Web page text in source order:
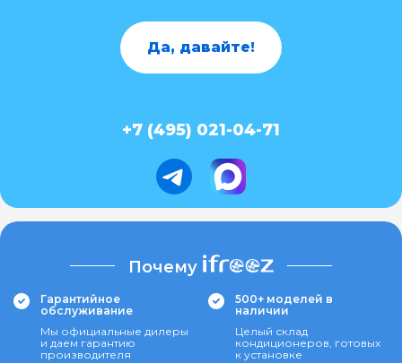
Да, давайте!
+7 (495) 021-04-71
Почему
Гарантийное
обслуживание
Мы официальные дилеры
и даем гарантию
производителя
500+ моделей в
наличии
Целый склад
кондиционеров, готовых
к установке